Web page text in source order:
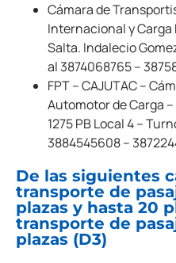
Cámara de
Internacional y Carga
Salta. Indalecio
al 3874068765 –
FPT – CAJUTAC –
Automotor de Carga
1275 PB Local 4 –
3884545608 –
De las siguientes
transporte de
plazas y hasta 20
transporte de
plazas (D3)